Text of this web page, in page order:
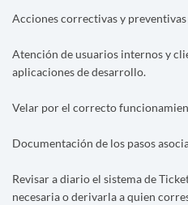
Acciones correctivas y
Atención de usuarios internos y
aplicaciones de desarrollo.
Velar por el correcto
Documentación de los pasos
Revisar a diario el sistema de
necesaria o derivarla a quien